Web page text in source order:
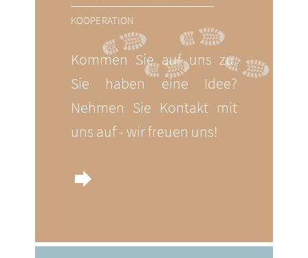
KOOPERATION
Kommen Sie auf uns zu.
Sie haben eine Idee?
Nehmen Sie Kontakt mit
uns auf - wir freuen uns!
forward